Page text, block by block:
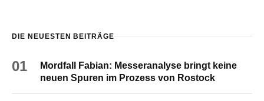
DIE NEUESTEN BEITRÄGE
01
Mordfall Fabian: Messeranalyse bringt keine
neuen Spuren im Prozess von Rostock